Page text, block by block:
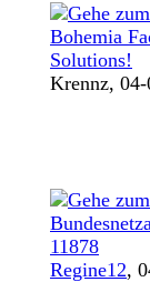
Bohemia
Solutions!
Krennz,
11878
Regine12,